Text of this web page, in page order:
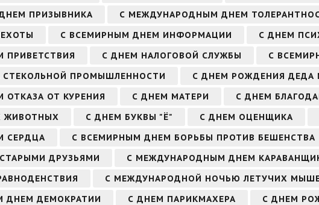
ПРИЗЫВНИКА
С МЕЖДУНАРОДНЫМ ДНЕМ
С ВСЕМИРНЫМ ДНЕМ ИНФОРМАЦИИ С ДНЕМ
ПРИВЕТСТВИЯ
С ДНЕМ НАЛОГОВОЙ СЛУЖБЫ С
СТЕКОЛЬНОЙ ПРОМЫШЛЕННОСТИ
С ДНЕМ РОЖДЕНИЯ ДЕДА
ОТ КУРЕНИЯ
С ДНЕМ МАТЕРИ
С ДНЕМ
ЖИВОТНЫХ
С ДНЕМ БУКВЫ "Ё" С ДНЕМ ОЦЕНЩИКА
СЕРДЦА
С ВСЕМИРНЫМ ДНЕМ БОРЬБЫ ПРОТИВ БЕШЕНСТВА
ДРУЗЬЯМИ
С МЕЖДУНАРОДНЫМ ДНЕМ
С МЕЖДУНАРОДНОЙ НОЧЬЮ ЛЕТУЧИХ
ДНЕМ ДЕМОКРАТИИ
С ДНЕМ ПАРИКМАХЕРА
С ДНЕМ